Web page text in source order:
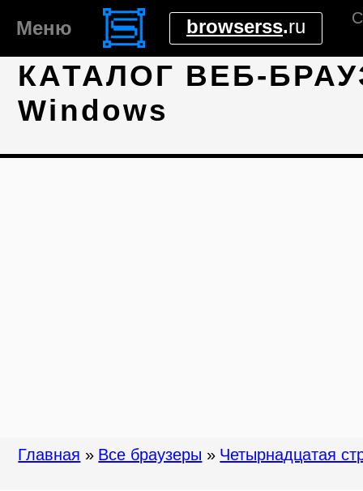
Главная » Все браузеры » Четырнадцатая
КАТАЛОГ ВЕБ-
Windows
browserss.ru
Меню